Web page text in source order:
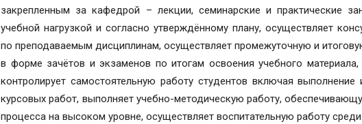
закрепленным за кафедрой – лекции, семинарские и практические
учебной нагрузкой и согласно утверждённому плану, осуществляет
по преподаваемым дисциплинам, осуществляет промежуточную и
в форме зачётов и экзаменов по итогам освоения учебного материала,
контролирует самостоятельную работу студентов включая
курсовых работ, выполняет учебно-методическую работу,
процесса на высоком уровне, осуществляет воспитательную работу